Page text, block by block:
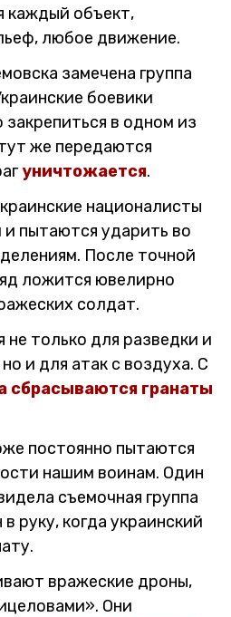
каждый объект,
любое движение.
замечена группа
боевики
в одном из
же передаются
уничтожается.
националисты
и пытаются ударить во
После точной
ложится ювелирно
солдат.
только для разведки и
и для атак с воздуха. С
сбрасываются гранаты
постоянно пытаются
нашим воинам. Один
съемочная группа
руку, когда украинский
вражеские дроны,
Они